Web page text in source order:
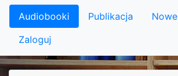
Audiobooki Publikacja Nowe
Zaloguj